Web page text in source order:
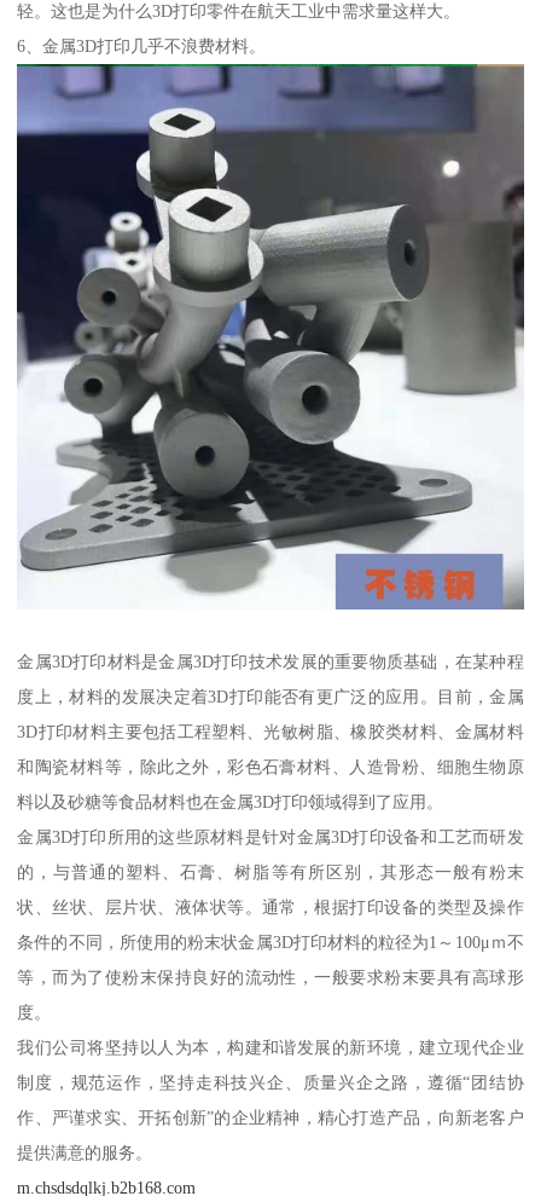
轻。这也是为什么3D打印零件在航天工业中需求量这样大。
6、金属3D打印几乎不浪费材料。
金属3D打印材料是金属3D打印技术发展的重要物质基础，在某种程
度上，材料的发展决定着3D打印能否有更广泛的应用。目前，金属
3D打印材料主要包括工程塑料、光敏树脂、橡胶类材料、金属材料
和陶瓷材料等，除此之外，彩色石膏材料、人造骨粉、细胞生物原
料以及砂糖等食品材料也在金属3D打印领域得到了应用。
金属3D打印所用的这些原材料是针对金属3D打印设备和工艺而研发
的，与普通的塑料、石膏、树脂等有所区别，其形态一般有粉末
状、丝状、层片状、液体状等。通常，根据打印设备的类型及操作
条件的不同，所使用的粉末状金属3D打印材料的粒径为1～100μｍ不
等，而为了使粉末保持良好的流动性，一般要求粉末要具有高球形
度。
我们公司将坚持以人为本，构建和谐发展的新环境，建立现代企业
制度，规范运作，坚持走科技兴企、质量兴企之路，遵循“团结协
作、严谨求实、开拓创新”的企业精神，精心打造产品，向新老客户
提供满意的服务。
m.chsdsdqlkj.b2b168.com